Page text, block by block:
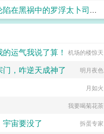
愛と税のために
媚黑铁道：沦陷在黑祸中的罗浮太卜司肉媚地狱·符玄篇
运气我说了算！
机场的楼惊天
，咋逆天成神了 明月夜色
月如火
我要喝菊花茶
宙要没了 拆蛋专家